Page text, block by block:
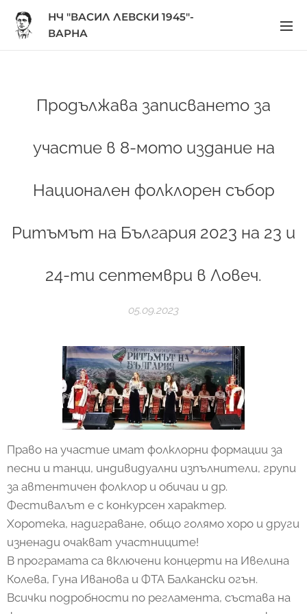
НЧ "ВАСИЛ ЛЕВСКИ 1945"-
ВАРНА
Продължава записването за
участие в 8-мото издание на
Национален фолклорен събор
Ритъмът на България 2023 на 23 и
24-ти септември в Ловеч.
05.09.2023
Право на участие имат фолклорни формации за
песни и танци, индивидуални изпълнители, групи
за автентичен фолклор и обичаи и др.
Фестивалът е с конкурсен характер.
Хоротека, надиграване, общо голямо хоро и други
изненади очакват участниците!
В програмата са включени концерти на Ивелина
Колева, Гуна Иванова и ФТА Балкански огън.
Всички подробности по регламента, състава на